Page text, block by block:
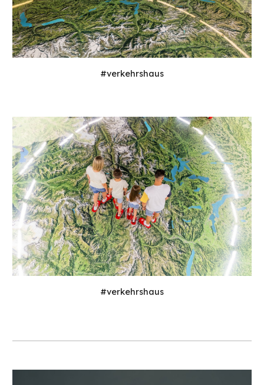
#verkehrshaus
#verkehrshaus